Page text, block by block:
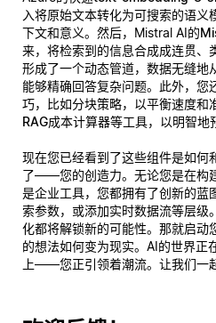
入将原始文本转化为可搜索的语义
下文和意义。然后，Mistral AI的
来，将检索到的信息合成成连贯、
形成了一个动态管道，数据无缝地
能够精确回答复杂问题。此外，您
巧，比如分块策略，以平衡速度和
RAG成本计算器等工具，以明智地
现在您已经看到了这些组件是如何
了——您的创造力。无论您是在构
是企业工具，您都拥有了创新的蓝
索参数，或添加实时数据流等层级
化都将解锁新的可能性。那就启动
的想法如何变为现实。AI的世界正
上——您正引领着潮流。让我们一